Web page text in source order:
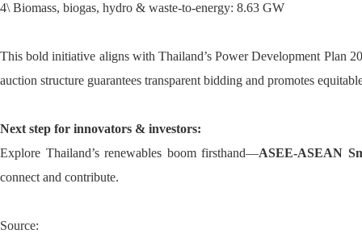
4\ Biomass, biogas, hydro & waste-to-energy: 8.63 GW
This bold initiative aligns with Thailand’s Power Development Plan
auction structure guarantees transparent bidding and promotes
Next step for innovators & investors:
Explore Thailand’s renewables boom firsthand—ASEE-ASEAN
connect and contribute.
Source: